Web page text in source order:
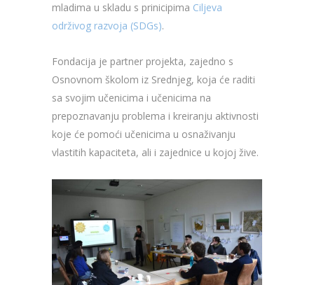
mladima u skladu s prinicipima Ciljeva
održivog razvoja (SDGs).
Fondacija je partner projekta, zajedno s
Osnovnom školom iz Srednjeg, koja će raditi
sa svojim učenicima i učenicima na
prepoznavanju problema i kreiranju aktivnosti
koje će pomoći učenicima u osnaživanju
vlastitih kapaciteta, ali i zajednice u kojoj žive.